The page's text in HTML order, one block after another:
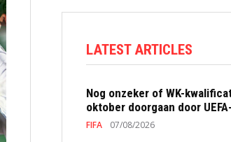
LATEST ARTICLES
Nog onzeker of WK-
oktober doorgaan door
FIFA 07/08/2026